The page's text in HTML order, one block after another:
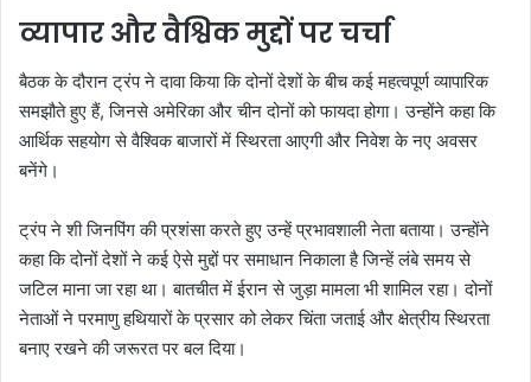
व्यापार और वैश्विक मुद्दों पर चर्चा
बैठक के दौरान ट्रंप ने दावा किया कि दोनों देशों के बीच कई महत्वपूर्ण व्यापारिक
समझौते हुए हैं, जिनसे अमेरिका और चीन दोनों को फायदा होगा। उन्होंने कहा कि
आर्थिक सहयोग से वैश्विक बाजारों में स्थिरता आएगी और निवेश के नए अवसर
बनेंगे।
ट्रंप ने शी जिनपिंग की प्रशंसा करते हुए उन्हें प्रभावशाली नेता बताया। उन्होंने
कहा कि दोनों देशों ने कई ऐसे मुद्दों पर समाधान निकाला है जिन्हें लंबे समय से
जटिल माना जा रहा था। बातचीत में ईरान से जुड़ा मामला भी शामिल रहा। दोनों
नेताओं ने परमाणु हथियारों के प्रसार को लेकर चिंता जताई और क्षेत्रीय स्थिरता
बनाए रखने की जरूरत पर बल दिया।